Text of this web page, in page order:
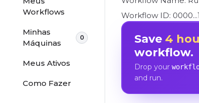
Workflows
Minhas
Máquinas
0
Meus Ativos
Como Fazer
Workflow ID:
Save 4
workflow.
Drop your
and run.